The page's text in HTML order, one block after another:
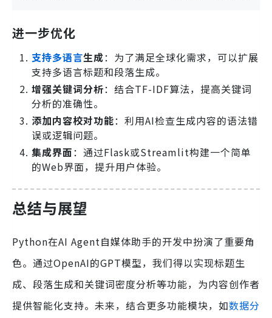
进一步优化
支持多语言生成：为了满足全球化需求，可以扩展
支持多语言标题和段落生成。
增强关键词分析：结合TF-IDF算法，提高关键词
分析的准确性。
添加内容校对功能：利用AI检查生成内容的语法错
误或逻辑问题。
集成界面：通过Flask或Streamlit构建一个简单
的Web界面，提升用户体验。
总结与展望
Python在AI Agent自媒体助手的开发中扮演了重要角
色。通过OpenAI的GPT模型，我们得以实现标题生
成、段落生成和关键词密度分析等功能，为内容创作者
提供智能化支持。未来，结合更多功能模块，如数据分